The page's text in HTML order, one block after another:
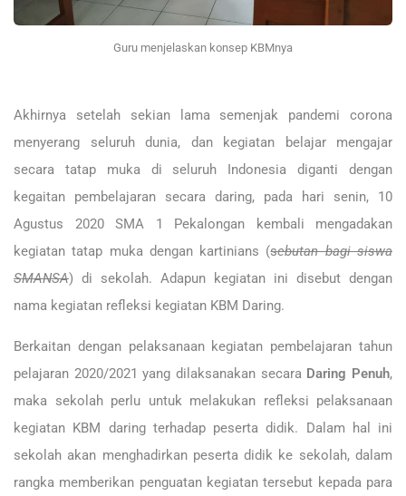
Guru menjelaskan konsep KBMnya
Akhirnya setelah sekian lama semenjak pandemi corona
menyerang seluruh dunia, dan kegiatan belajar mengajar
secara tatap muka di seluruh Indonesia diganti dengan
kegaitan pembelajaran secara daring, pada hari senin, 10
Agustus 2020 SMA 1 Pekalongan kembali mengadakan
kegiatan tatap muka dengan kartinians (sebutan bagi siswa
SMANSA) di sekolah. Adapun kegiatan ini disebut dengan
nama kegiatan refleksi kegiatan KBM Daring.
Berkaitan dengan pelaksanaan kegiatan pembelajaran tahun
pelajaran 2020/2021 yang dilaksanakan secara Daring Penuh,
maka sekolah perlu untuk melakukan refleksi pelaksanaan
kegiatan KBM daring terhadap peserta didik. Dalam hal ini
sekolah akan menghadirkan peserta didik ke sekolah, dalam
rangka memberikan penguatan kegiatan tersebut kepada para